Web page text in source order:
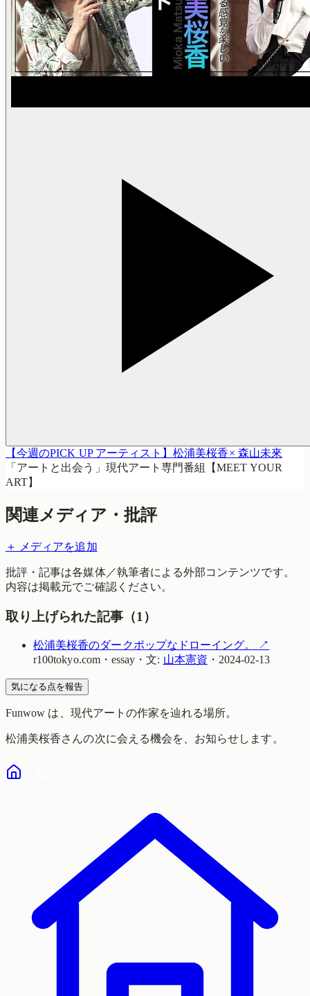
【今週のPICK UP アーティスト】松浦美桜香× 森山未來
「アートと出会う」現代アート専門番組【MEET YOUR
ART】
関連メディア・批評
＋ メディアを追加
批評・記事は各媒体／執筆者による外部コンテンツです。
内容は掲載元でご確認ください。
取り上げられた記事（1 ）
松浦美桜香のダークポップなドローイング。
↗
r100tokyo.com・ essay ・文: 山本憲資 ・ 2024-02-13
気になる点を報告
Funwow は、現代アートの作家を辿れる場所。
松浦美桜香さんの次に会える機会を、お知らせします。